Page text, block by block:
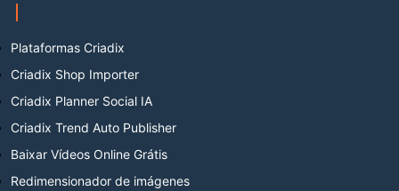
Plataformas Criadix
Criadix Shop Importer
Criadix Planner Social IA
Criadix Trend Auto Publisher
Baixar Vídeos Online Grátis
Redimensionador de imágenes